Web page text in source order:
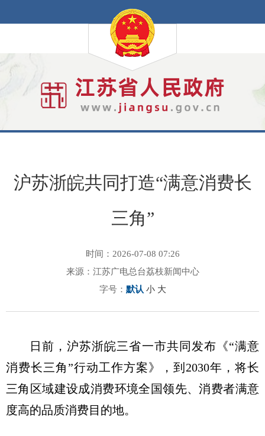
沪苏浙皖共同打造“满意消费长
三角”
时间：2026-07-08 07:26
来源：江苏广电总台荔枝新闻中心
字号： 默认 小 大
日前，沪苏浙皖三省一市共同发布《“满意
消费长三角”行动工作方案》，到2030年，将长
三角区域建设成消费环境全国领先、消费者满意
度高的品质消费目的地。